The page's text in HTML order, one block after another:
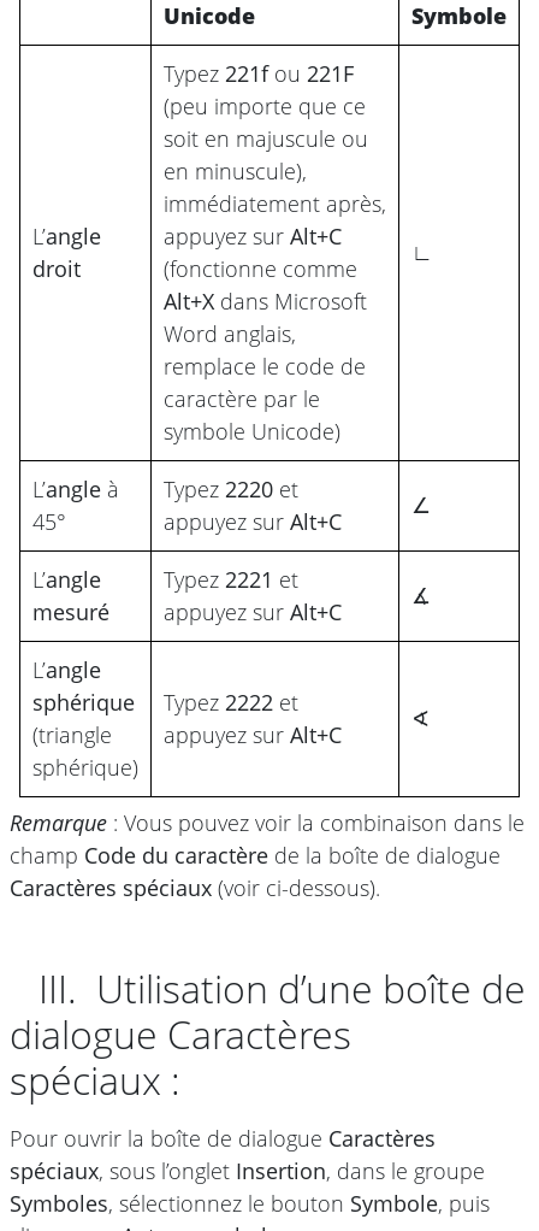
Unicode
Symbole
L’angle
droit
Typez 221fou 221F
(peu importe que ce
soit en majuscule ou
en minuscule),
immédiatement après,
appuyez sur Alt+C
(fonctionne comme
Alt+X dans Microsoft
Word anglais,
remplace le code de
caractère par le
symbole Unicode)
∟
L’angle à
45°
Typez 2220 et
appuyez sur Alt+C
∠
L’angle
mesuré
Typez 2221 et
appuyez sur Alt+C
∡
L’angle
sphérique
(triangle
sphérique)
Typez 2222 et
appuyez sur Alt+C
∢
Remarque : Vous pouvez voir la combinaison dans le
champ Code du caractère de la boîte de dialogue
Caractères spéciaux (voir ci-dessous).
III. Utilisation d’une boîte de
dialogue Caractères
spéciaux :
Pour ouvrir la boîte de dialogue Caractères
spéciaux, sous l’onglet Insertion, dans le groupe
Symboles, sélectionnez le bouton Symbole, puis